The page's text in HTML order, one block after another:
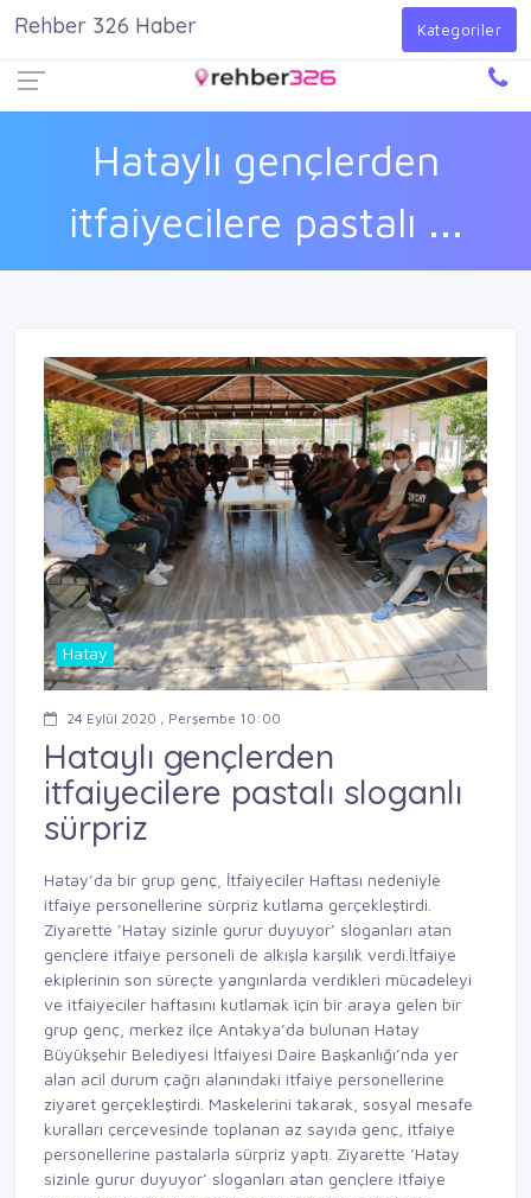
Giriş Yap
Hataylı gençlerden
itfaiyecilere pastalı ...
Rehber 326 Haber Kategoriler
Hatay
24 Eylül 2020 , Perşembe 10:00
Hataylı gençlerden
itfaiyecilere pastalı sloganlı
sürpriz
Hatay’da bir grup genç, İtfaiyeciler Haftası nedeniyle
itfaiye personellerine sürpriz kutlama gerçekleştirdi.
Ziyarette ’Hatay sizinle gurur duyuyor’ sloganları atan
gençlere itfaiye personeli de alkışla karşılık verdi.İtfaiye
ekiplerinin son süreçte yangınlarda verdikleri mücadeleyi
ve itfaiyeciler haftasını kutlamak için bir araya gelen bir
grup genç, merkez ilçe Antakya’da bulunan Hatay
Büyükşehir Belediyesi İtfaiyesi Daire Başkanlığı’nda yer
alan acil durum çağrı alanındaki itfaiye personellerine
ziyaret gerçekleştirdi. Maskelerini takarak, sosyal mesafe
kuralları çerçevesinde toplanan az sayıda genç, itfaiye
personellerine pastalarla sürpriz yaptı. Ziyarette ’Hatay
sizinle gurur duyuyor’ sloganları atan gençlere itfaiye